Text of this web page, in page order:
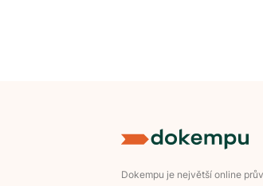
Dokempu je největší online